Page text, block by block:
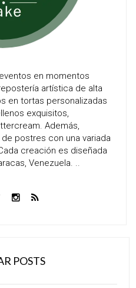
en momentos
artística de alta
en tortas personalizadas
exquisitos,
Además,
postres con una variada
creación es diseñada
Venezuela. ..
POSTS